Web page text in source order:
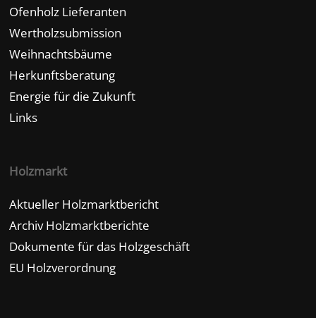
Ofenholz Lieferanten
Wertholzsubmission
Weihnachtsbäume
Herkunftsberatung
Energie für die Zukunft
Links
Holzmarkt
Aktueller Holzmarktbericht
Archiv Holzmarktberichte
Dokumente für das Holzgeschäft
EU Holzverordnung